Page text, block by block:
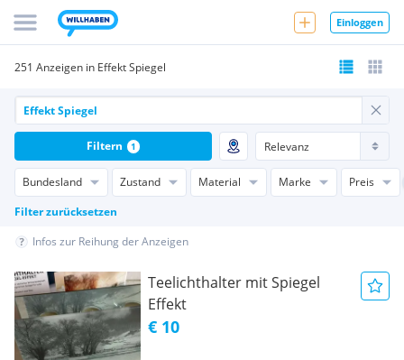
Einloggen
251 Anzeigen in Effekt Spiegel
Bundesland Zustand Material Marke
Preis
Filter zurücksetzen
Filtern 1
Infos zur Reihung der Anzeigen
Teelichthalter mit Spiegel
Effekt
€ 10